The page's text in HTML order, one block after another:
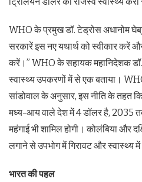
WHO के प्रमुख डॉ. टेड्रोस अधानोम
सरकारें इस नए यथार्थ को स्वीकार करें
करें।” WHO के सहायक महानिदेशक
स्वास्थ्य उपकरणों में से एक बताया।
सांडोवाल के अनुसार, इस नीति के तहत
मध्य-आय वाले देश में 4 डॉलर है, 2035
महंगाई भी शामिल होगी। कोलंबिया और
लगाने से उपभोग में गिरावट और स्वास्थ्य
भारत की पहल